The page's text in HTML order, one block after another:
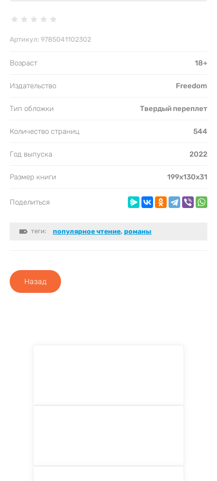
Артикул: 9785041102302
Возраст 18+
Издательство Freedom
Тип обложки Твердый переплет
Количество страниц 544
Год выпуска 2022
Размер книги 199х130х31
Поделиться
теги: популярное чтение, романы
Назад